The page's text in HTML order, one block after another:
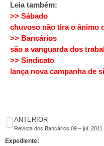
Leia também:
>> Sábado
chuvoso não tira o ânimo
>> Bancários
são a vanguarda dos
>> Sindicato
lança nova campanha de
ANTERIOR
Revista dos Bancários 09 – jul. 2011
Expediente: